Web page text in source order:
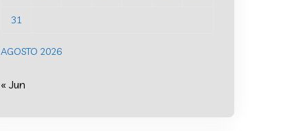
AGOSTO 2026
31
« Jun